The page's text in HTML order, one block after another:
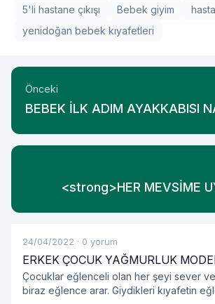
5'li hastane çıkışı Bebek giyim
yenidoğan bebek kıyafetleri
Önceki
BEBEK İLK ADIM AYAKKABISI
<strong>HER MEVSİME
24/04/2022 · 0 yorum
ERKEK ÇOCUK YAĞMURLUK
Çocuklar eğlenceli olan her şeyi sever
biraz eğlence arar. Giydikleri kıyafetin